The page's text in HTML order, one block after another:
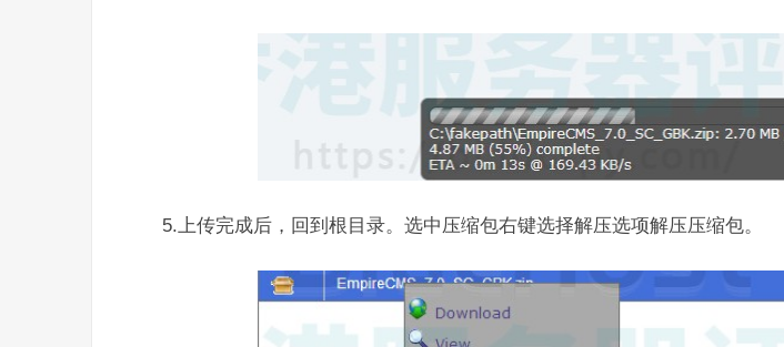
5.上传完成后，回到根目录。选中压缩包右键选择解压选项解压压缩包。